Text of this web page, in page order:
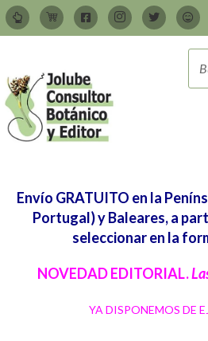
Envío GRATUITO en la
Portugal) y Baleares, a
seleccionar en la
NOVEDAD EDITORIAL.
YA DISPONEMOS DE